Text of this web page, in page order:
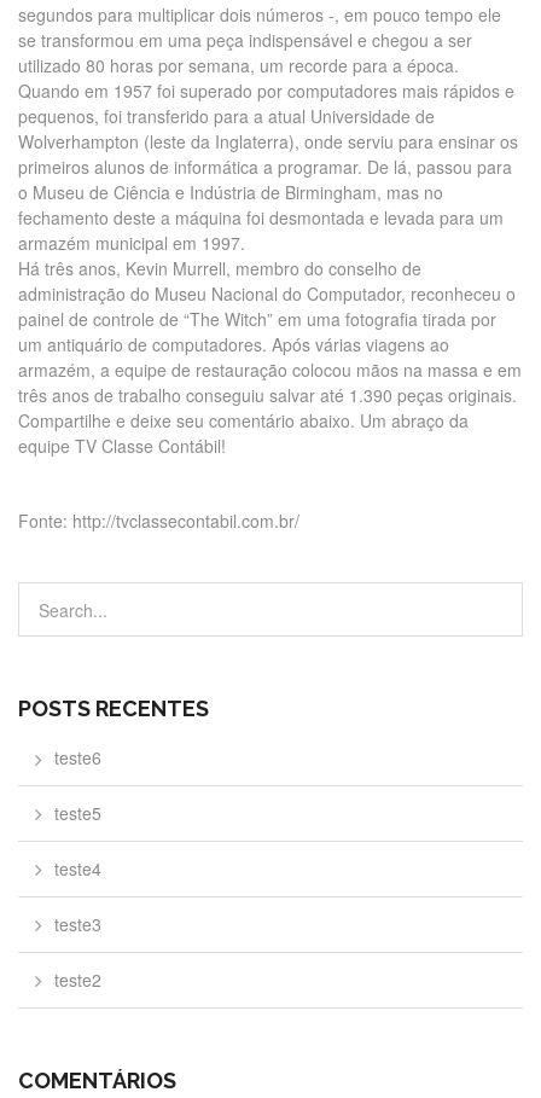
segundos para multiplicar dois números -, em pouco tempo ele
se transformou em uma peça indispensável e chegou a ser
utilizado 80 horas por semana, um recorde para a época.
Quando em 1957 foi superado por computadores mais rápidos e
pequenos, foi transferido para a atual Universidade de
Wolverhampton (leste da Inglaterra), onde serviu para ensinar os
primeiros alunos de informática a programar. De lá, passou para
o Museu de Ciência e Indústria de Birmingham, mas no
fechamento deste a máquina foi desmontada e levada para um
armazém municipal em 1997.
Há três anos, Kevin Murrell, membro do conselho de
administração do Museu Nacional do Computador, reconheceu o
painel de controle de “The Witch” em uma fotografia tirada por
um antiquário de computadores. Após várias viagens ao
armazém, a equipe de restauração colocou mãos na massa e em
três anos de trabalho conseguiu salvar até 1.390 peças originais.
Compartilhe e deixe seu comentário abaixo. Um abraço da
equipe TV Classe Contábil!
Fonte: http://tvclassecontabil.com.br/
POSTS RECENTES
teste6
teste5
teste4
teste3
teste2
COMENTÁRIOS